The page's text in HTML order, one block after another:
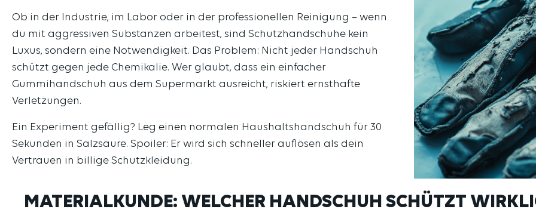
Ob in der Industrie, im Labor oder in der professionellen Reinigung – wenn
du mit aggressiven Substanzen arbeitest, sind Schutzhandschuhe kein
Luxus, sondern eine Notwendigkeit. Das Problem: Nicht jeder Handschuh
schützt gegen jede Chemikalie. Wer glaubt, dass ein einfacher
Gummihandschuh aus dem Supermarkt ausreicht, riskiert ernsthafte
Verletzungen.
Ein Experiment gefällig? Leg einen normalen Haushaltshandschuh für 30
Sekunden in Salzsäure. Spoiler: Er wird sich schneller auflösen als dein
Vertrauen in billige Schutzkleidung.
MATERIALKUNDE: WELCHER HANDSCHUH SCHÜTZT